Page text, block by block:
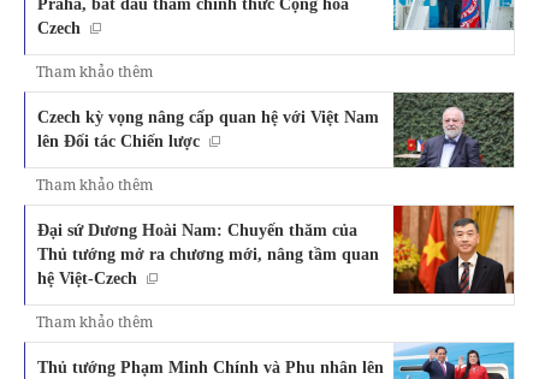
Czech
Tham khảo thêm
Czech kỳ vọng nâng cấp quan hệ với Việt Nam
lên Đối tác Chiến lược
Tham khảo thêm
Đại sứ Dương Hoài Nam: Chuyến thăm của
Thủ tướng mở ra chương mới, nâng tầm quan
hệ Việt-Czech
Tham khảo thêm
Thủ tướng Phạm Minh Chính và Phu nhân lên